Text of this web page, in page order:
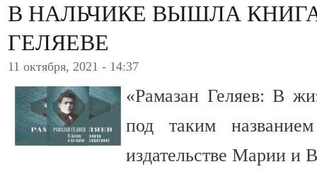
В НАЛЬЧИКЕ ВЫШЛА
ГЕЛЯЕВЕ
11 октября, 2021 - 14:37
«Рамазан Геляев: В
под таким
издательстве Марии и